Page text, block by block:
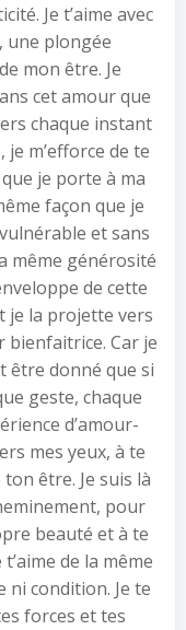
Je t’aime avec
une plongée
mon être. Je
cet amour que
chaque instant
m’efforce de te
je porte à ma
façon que je
et sans
même générosité
de cette
je la projette vers
Car je
être donné que si
geste, chaque
d’amour-
mes yeux, à te
être. Je suis là
pour
beauté et à te
de la même
ni condition. Je te
forces et tes